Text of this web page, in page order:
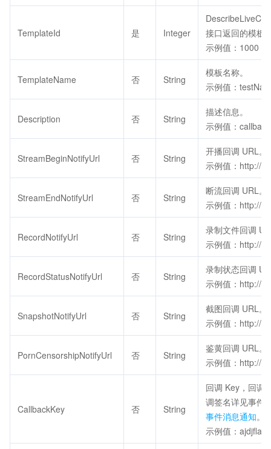
TemplateId 是 Integer
接口返回的模板
示例值：1000
TemplateName 否 String
模板名称。
示例值：
Description 否 String
描述信息。
示例值：callback
StreamBeginNotifyUrl 否 String
开播回调 URL。
示例值：http://
StreamEndNotifyUrl 否 String
断流回调 URL。
示例值：http://
RecordNotifyUrl 否 String
录制文件回调
示例值：http://
RecordStatusNotifyUrl 否 String
录制状态回调
示例值：http://
SnapshotNotifyUrl 否 String
截图回调 URL。
示例值：http://
PornCensorshipNotifyUrl 否 String
鉴黄回调 URL。
示例值：http://
CallbackKey 否 String
回调 Key，回调
调签名详见事件
事件消息通知。
示例值：